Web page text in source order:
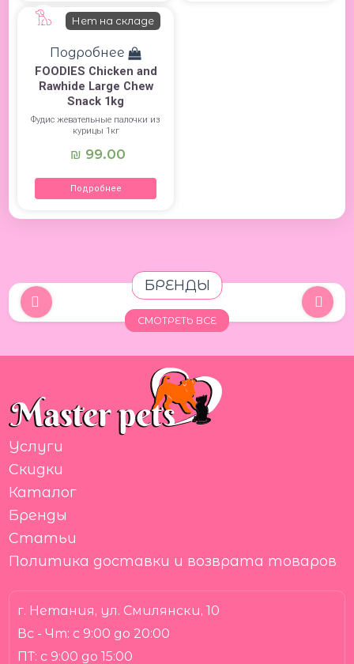
Нет на складе
Подробнее
FOODIES Chicken and
Rawhide Large Chew
Snack 1kg
Фудис жевательные палочки из
курицы 1кг
₪ 99.00
Подробнее
БРЕНДЫ
СМОТРЕТЬ ВСЕ
г. Нетания, ул. Смилянски, 10
Вс - Чт: с 9:00 до 20:00
ПТ: с 9:00 до 15:00
Услуги
Скидки
Каталог
Бренды
Статьи
Политика доставки и возврата товаров